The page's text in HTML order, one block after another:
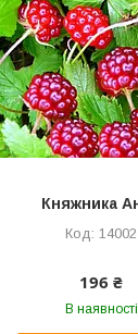
Княжника
14002
196 ₴
В наявності